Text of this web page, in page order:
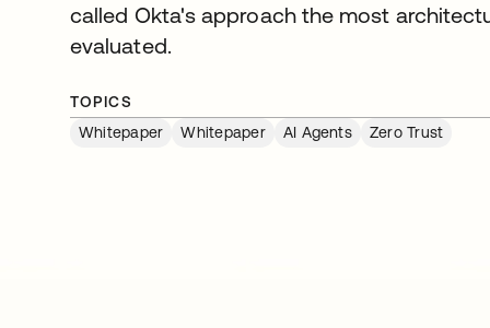
called Okta's approach the most
evaluated.
TOPICS
Whitepaper
Whitepaper AI Agents Zero Trust